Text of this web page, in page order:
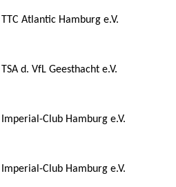
TTC Atlantic Hamburg e.V.
TSA d. VfL Geesthacht e.V.
Imperial-Club Hamburg e.V.
Imperial-Club Hamburg e.V.